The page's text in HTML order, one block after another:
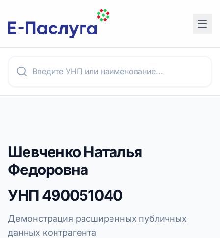
Шевченко Наталья
Федоровна
УНП490051040
Демонстрация расширенных публичных
данных контрагента